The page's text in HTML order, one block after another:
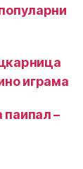
играма
–